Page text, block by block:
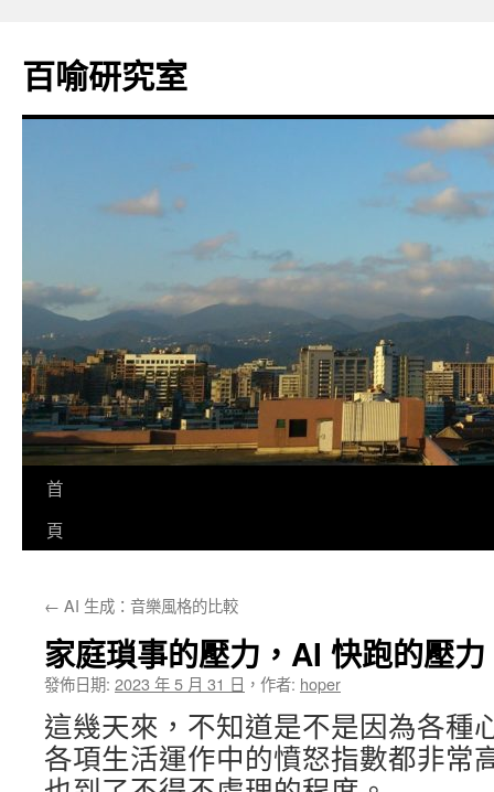
百喻研究室
跳
要
內
容
首
頁
← AI 生成：音樂風格的比較
家庭瑣事的壓力，AI 快跑的壓力
發佈日期: 2023 年 5 月 31 日 ， 作者: hoper
這幾天來，不知道是不是因為各種
各項生活運作中的憤怒指數都非常